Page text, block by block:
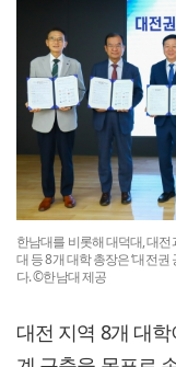
한남대를 비롯해 대덕대, 대
대 등 8개 대학 총장은 ‘대전
다. ©한남대 제공
대전 지역 8개 대